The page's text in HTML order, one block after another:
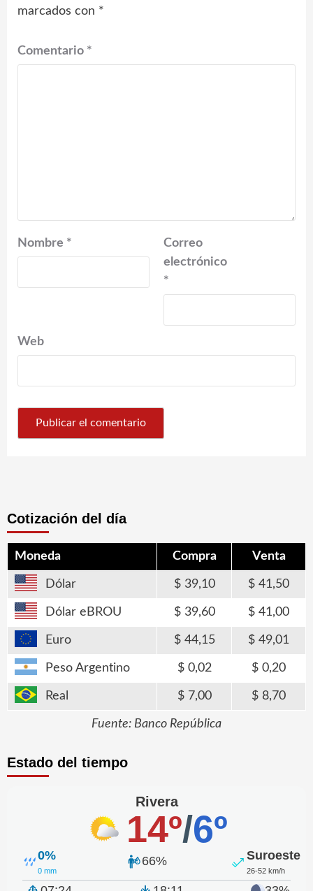
marcados con *
Comentario *
Nombre *
Correo
electrónico
*
Web
Cotización del día
Moneda Compra Venta
Dólar 39,10 41,50
Dólar eBROU 39,60 41,00
Euro 44,15 49,01
Peso Argentino 0,02 0,20
Real 7,00 8,70
Fuente: Banco República
Estado del tiempo
Rivera
14º/6º
0%
0 mm
66% Suroeste
26-52 km/h